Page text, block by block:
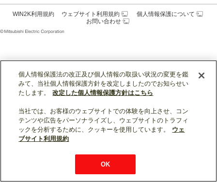
WIN2K利用規約 ウェブサイト利用規約
個人情報保護について
お問い合わせ
個人情報保護法の改正及び個人情報の取扱い状況の変更を鑑
みて、当社個人情報保護方針を改定しましたのでお知らせい
たします。
改定した個人情報保護方針はこちら
当社では、お客様のウェブサイトでの体験を向上させ、コン
テンツや広告をパーソナライズし、ウェブサイトのトラフィ
ックを分析するために、クッキーを使用しています。
ウェ
ブサイト利用規約
OK